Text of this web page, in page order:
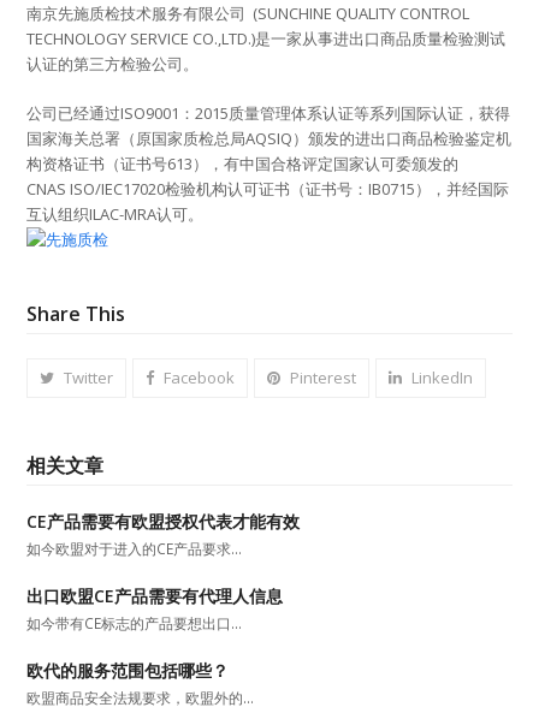
南京先施质检技术服务有限公司 (SUNCHINE QUALITY CONTROL
TECHNOLOGY SERVICE CO.,LTD.)是一家从事进出口商品质量检验测试
认证的第三方检验公司。
公司已经通过ISO9001：2015质量管理体系认证等系列国际认证，获得
国家海关总署（原国家质检总局AQSIQ）颁发的进出口商品检验鉴定机
构资格证书（证书号613），有中国合格评定国家认可委颁发的
CNAS ISO/IEC17020检验机构认可证书（证书号：IB0715），并经国际
互认组织ILAC-MRA认可。
Share This
Twitter Facebook Pinterest LinkedIn
相关文章
CE产品需要有欧盟授权代表才能有效
如今欧盟对于进入的CE产品要求…
出口欧盟CE产品需要有代理人信息
如今带有CE标志的产品要想出口…
欧代的服务范围包括哪些？
欧盟商品安全法规要求，欧盟外的…